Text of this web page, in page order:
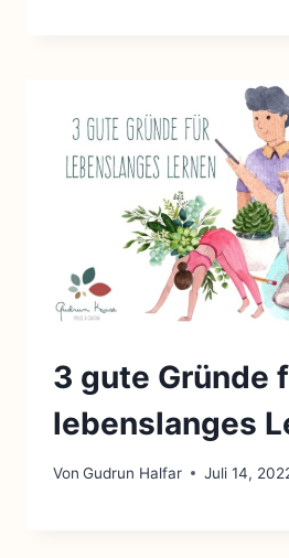
3 gute Gründe
lebenslanges
Von Gudrun Halfar Juli 14,